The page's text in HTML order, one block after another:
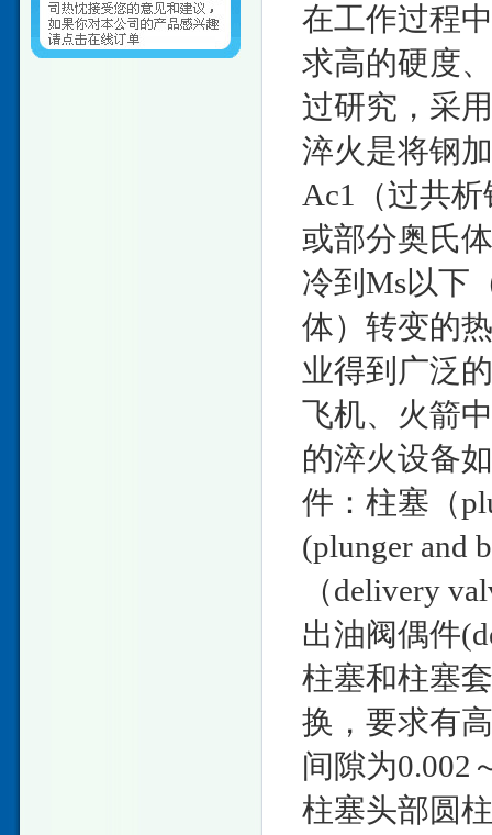
在工作过程
求高的硬度
过研究，采
淬火是将钢
Ac1（过共
或部分奥氏
冷到Ms以下
体）转变的
业得到广泛
飞机、火箭
的淬火设备
件：柱塞（
(plunger and
（delivery
出油阀偶件
柱塞和柱塞
换，要求有
间隙为0.002
柱塞头部圆